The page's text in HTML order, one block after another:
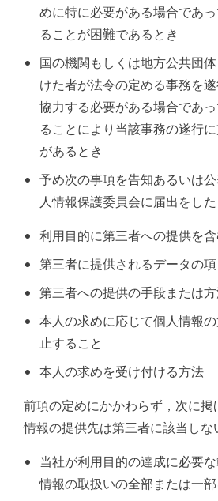
めに特に必要がある場合であ
ることが困難であるとき
国の機関もしくは地方公共団
けた者が法令の定める事務を
協力する必要がある場合であ
ることにより当該事務の遂行
があるとき
予め次の事項を告知あるいは
人情報保護委員会に届出をした
利用目的に第三者への提供を
第三者に提供されるデータの項
第三者への提供の手段または
本人の求めに応じて個人情報
止すること
本人の求めを受け付ける方法
前項の定めにかかわらず，次に
情報の提供先は第三者に該当しな
当社が利用目的の達成に必要
情報の取扱いの全部または一